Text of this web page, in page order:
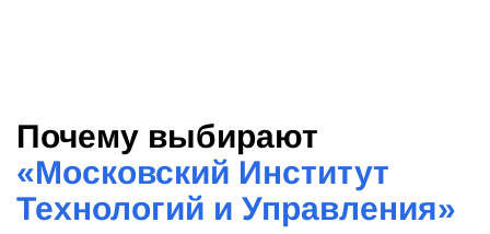
Почему выбирают
«Московский Институт
Технологий и Управления»